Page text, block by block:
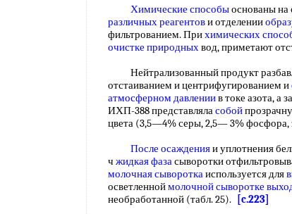
Химические способыоснованы
различных реагентови отделении
фильтрованием. Прихимических
очистке природныхвод, приметают
Нейтрализованный продукт
отстаиванием и центрифугированием и
атмосферном давлениив токе азота, а
ИХП-388 представляласобой
цвета (3,5—4% серы, 2,5— 3% фосфора,
После осажденияи уплотнения
ч жидкая фазасыворотки
молочная сывороткаиспользуется для
осветленноймолочной сыворотке
необработанной (табл. 25).
[c.223]